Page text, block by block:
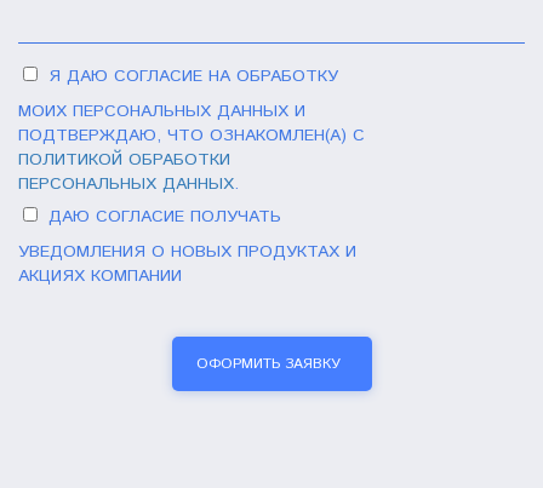
Я ДАЮ СОГЛАСИЕ НА ОБРАБОТКУ
МОИХ ПЕРСОНАЛЬНЫХ ДАННЫХ И
ПОДТВЕРЖДАЮ, ЧТО ОЗНАКОМЛЕН(А) С
ПОЛИТИКОЙ ОБРАБОТКИ
ПЕРСОНАЛЬНЫХ ДАННЫХ.
ДАЮ СОГЛАСИЕ ПОЛУЧАТЬ
УВЕДОМЛЕНИЯ О НОВЫХ ПРОДУКТАХ И
АКЦИЯХ КОМПАНИИ
ОФОРМИТЬ ЗАЯВКУ